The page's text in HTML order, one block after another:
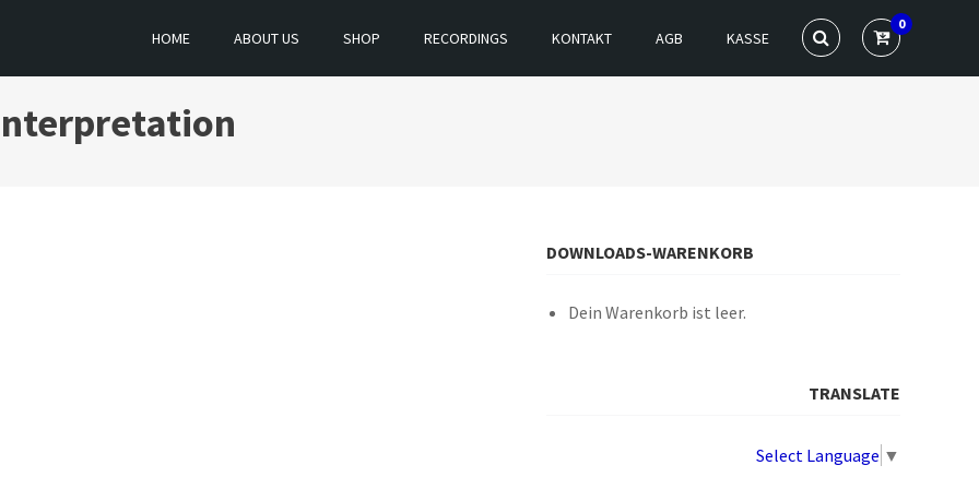
HOME ABOUT US SHOP RECORDINGS KONTAKT AGB KASSE
0
DOWNLOADS-WARENKORB
Dein Warenkorb ist leer.
TRANSLATE
Select Language ▼